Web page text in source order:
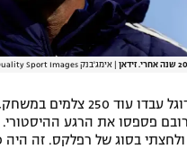
אימג'בנק GettyImages, Quality Sport Images
רובם פספסו את הרגע
ולחצתי בסוג של רפלקס. זה